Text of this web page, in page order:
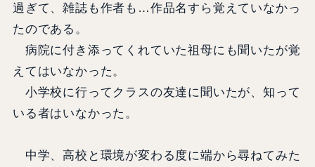
過ぎて、雑誌も作者も…作品名すら覚えていなかっ
たのである。
病院に付き添ってくれていた祖母にも聞いたが覚
えてはいなかった。
小学校に行ってクラスの友達に聞いたが、知って
いる者はいなかった。
中学、高校と環境が変わる度に端から尋ねてみた